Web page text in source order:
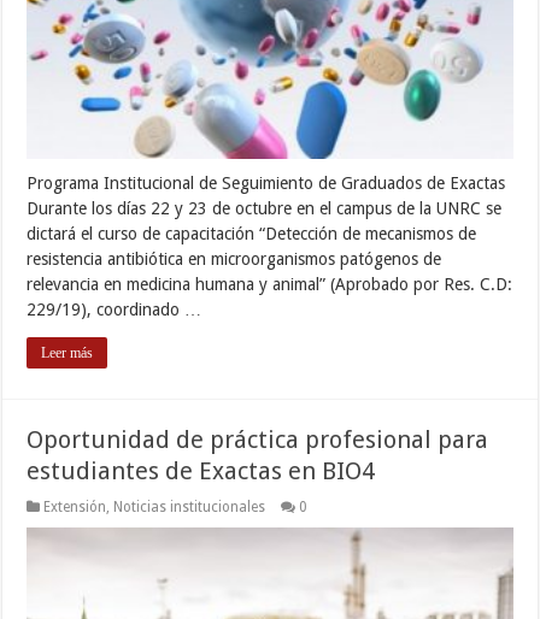
Programa Institucional de Seguimiento de Graduados de Exactas
Durante los días 22 y 23 de octubre en el campus de la UNRC se
dictará el curso de capacitación “Detección de mecanismos de
resistencia antibiótica en microorganismos patógenos de
relevancia en medicina humana y animal” (Aprobado por Res. C.D:
229/19), coordinado …
Leer más
Oportunidad de práctica profesional para
estudiantes de Exactas en BIO4
Extensión, Noticias institucionales 0